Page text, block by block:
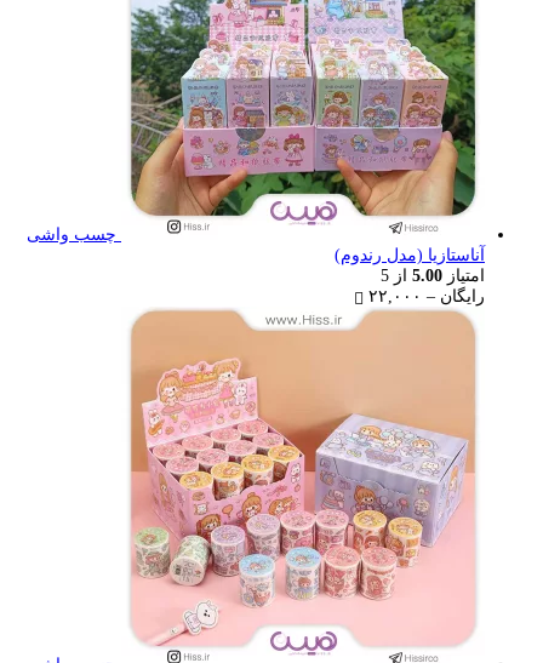
چسب واشی
آناستازیا (مدل رندوم)
امتیاز 5.00 از 5
رایگان – ۲۲,۰۰۰
range:
رایگان